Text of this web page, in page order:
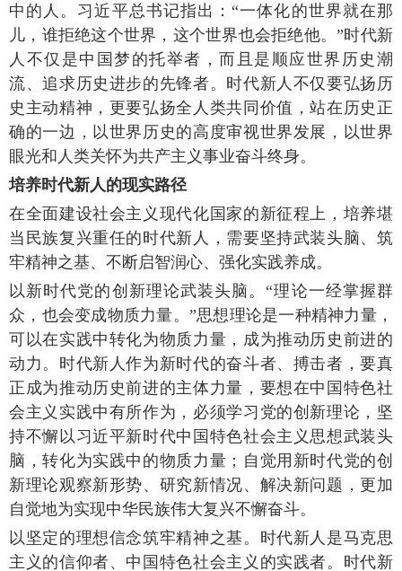
中的人。习近平总书记指出：“一体化的世界就在那
儿，谁拒绝这个世界，这个世界也会拒绝他。”时代新
人不仅是中国梦的托举者，而且是顺应世界历史潮
流、追求历史进步的先锋者。时代新人不仅要弘扬历
史主动精神，更要弘扬全人类共同价值，站在历史正
确的一边，以世界历史的高度审视世界发展，以世界
眼光和人类关怀为共产主义事业奋斗终身。
培养时代新人的现实路径
在全面建设社会主义现代化国家的新征程上，培养堪
当民族复兴重任的时代新人，需要坚持武装头脑、筑
牢精神之基、不断启智润心、强化实践养成。
以新时代党的创新理论武装头脑。“理论一经掌握群
众，也会变成物质力量。”思想理论是一种精神力量，
可以在实践中转化为物质力量，成为推动历史前进的
动力。时代新人作为新时代的奋斗者、搏击者，要真
正成为推动历史前进的主体力量，要想在中国特色社
会主义实践中有所作为，必须学习党的创新理论，坚
持不懈以习近平新时代中国特色社会主义思想武装头
脑，转化为实践中的物质力量；自觉用新时代党的创
新理论观察新形势、研究新情况、解决新问题，更加
自觉地为实现中华民族伟大复兴不懈奋斗。
以坚定的理想信念筑牢精神之基。时代新人是马克思
主义的信仰者、中国特色社会主义的实践者。时代新